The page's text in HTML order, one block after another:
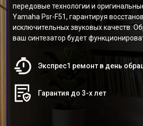
передовые технологии и
Yamaha Psr-F51, гарантируя
исключительных звуковых качеств.
ваш синтезатор будет
Экспрес1 ремонт в день
Гарантия до 3-х лет